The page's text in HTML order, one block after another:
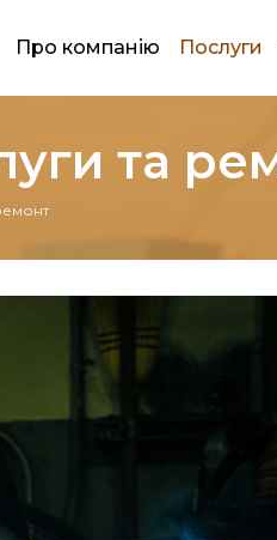
Про компанію Послуги
та